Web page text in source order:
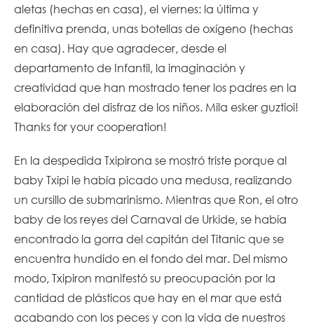
aletas (hechas en casa), el viernes: la última y
definitiva prenda, unas botellas de oxígeno (hechas
en casa). Hay que agradecer, desde el
departamento de Infantil, la imaginación y
creatividad que han mostrado tener los padres en la
elaboración del disfraz de los niños. Mila esker guztioi!
Thanks for your cooperation!
En la despedida Txipirona se mostró triste porque al
baby Txipi le había picado una medusa, realizando
un cursillo de submarinismo. Mientras que Ron, el otro
baby de los reyes del Carnaval de Urkide, se había
encontrado la gorra del capitán del Titanic que se
encuentra hundido en el fondo del mar. Del mismo
modo, Txipiron manifestó su preocupación por la
cantidad de plásticos que hay en el mar que está
acabando con los peces y con la vida de nuestros